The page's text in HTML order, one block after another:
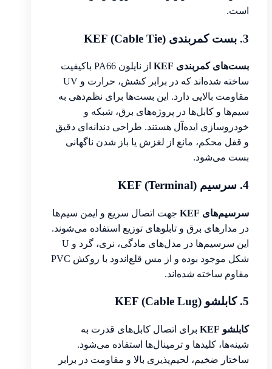
است.
3. بست کمربندی KEF (Cable Tie)
بست‌های کمربندی KEF
از نایلون PA66 باکیفیت
ساخته شده‌اند که در برابر کشش، حرارت و UV
مقاومت بالایی دارد. این بست‌ها برای نظم‌دهی به
سیم‌ها و کابل‌ها در پروژه‌های برق، شبکه و
خودروسازی ایده‌آل هستند. طراحی دندانه‌ای دقیق
و قفل محکم، مانع از لغزش یا باز شدن ناگهانی
بست می‌شود.
4. سرسیم KEF (Terminal)
سرسیم‌های KEF
جهت اتصال سریع و ایمن سیم‌ها
در مدارهای برق و تابلوهای توزیع استفاده می‌شوند.
این سرسیم‌ها در مدل‌های مادگی، نری، گرد و U
شکل موجود بوده و از مس قلع‌اندود با روکش PVC
مقاوم ساخته شده‌اند.
5. کابلشو KEF (Cable Lug)
کابلشو KEF
برای اتصال کابل‌های قدرت به
شینه‌ها، کلیدها و ترمینال‌ها استفاده می‌شود.
ساختار ضخیم، لحیم‌پذیری بالا و مقاومت در برابر